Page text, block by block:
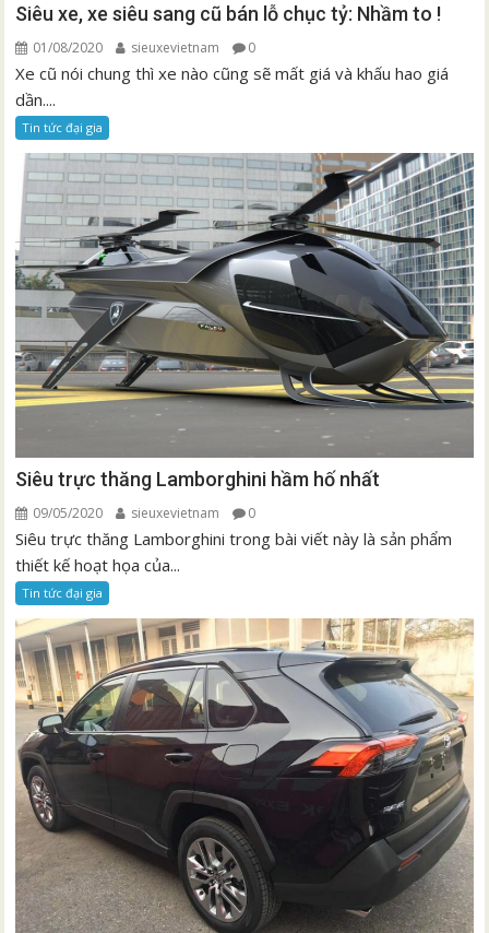
Siêu xe, xe siêu sang cũ bán lỗ chục tỷ: Nhầm to !
01/08/2020 sieuxevietnam 0
Xe cũ nói chung thì xe nào cũng sẽ mất giá và khấu hao giá
dần....
Tin tức đại gia
Siêu trực thăng Lamborghini hầm hố nhất
09/05/2020 sieuxevietnam 0
Siêu trực thăng Lamborghini trong bài viết này là sản phẩm
thiết kế hoạt họa của...
Tin tức đại gia